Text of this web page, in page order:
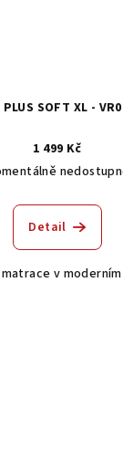
SOFT XL -
1 499 Kč
Detail
v